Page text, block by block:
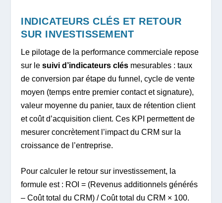
INDICATEURS CLÉS ET RETOUR
SUR INVESTISSEMENT
Le pilotage de la performance commerciale repose
sur lesuivi d’indicateurs clés mesurables : taux
de conversion par étape du funnel, cycle de vente
moyen (temps entre premier contact et signature),
valeur moyenne du panier, taux de rétention client
et coût d’acquisition client. Ces KPI permettent de
mesurer concrètement l’impact du CRM sur la
croissance de l’entreprise.
Pour calculer le retour sur investissement, la
formule est : ROI = (Revenus additionnels générés
– Coût total du CRM) / Coût total du CRM × 100.